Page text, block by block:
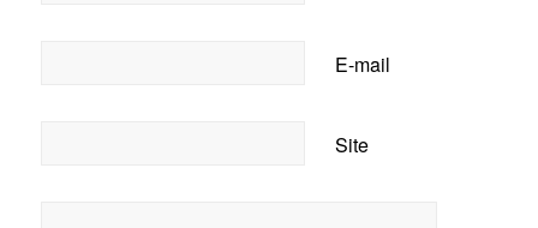
E-mail
Site